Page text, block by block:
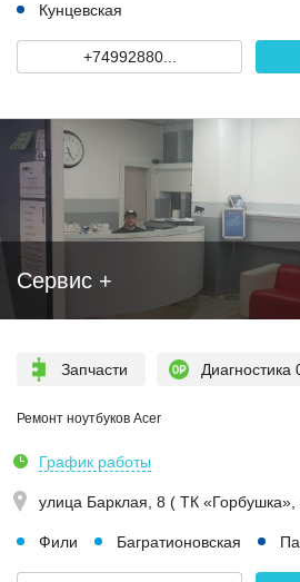
Кунцевская
+74992880...
Сервис +
Запчасти Диагностика
Ремонт ноутбуков Acer
График работы
улица Барклая, 8 ( ТК «Горбушка»,
Фили Багратионовская